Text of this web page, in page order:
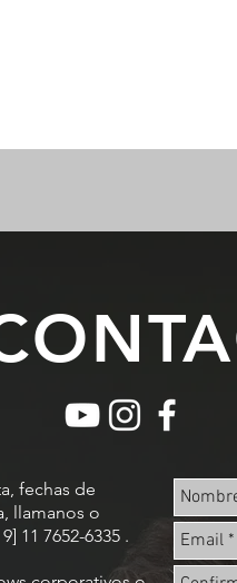
fechas de
llamanos o
11 7652-6335 .